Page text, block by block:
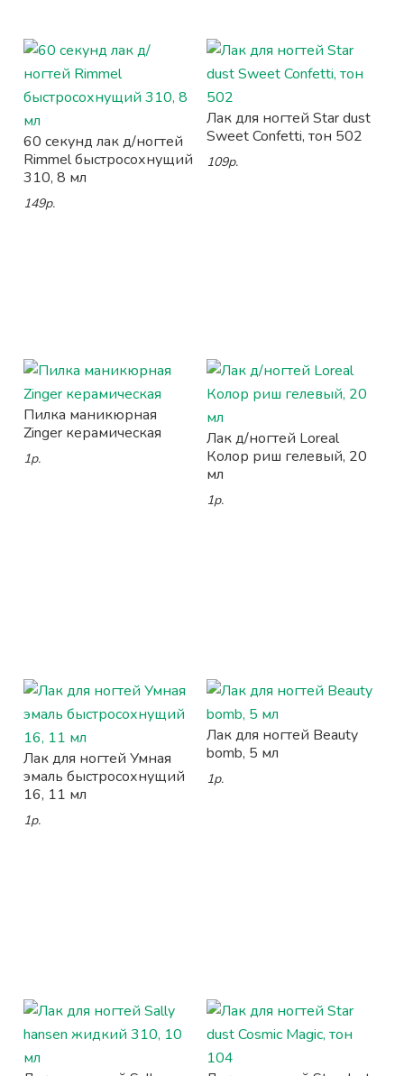
60 секунд лак д/ногтей
Rimmel быстросохнущий
310, 8 мл
149р.
Лак для ногтей Star dust
Sweet Confetti, тон 502
109р.
Пилка маникюрная
Zinger керамическая
1р.
Лак д/ногтей Loreal
Колор риш гелевый, 20
мл
1р.
Лак для ногтей Умная
эмаль быстросохнущий
16, 11 мл
1р.
Лак для ногтей Beauty
bomb, 5 мл
1р.